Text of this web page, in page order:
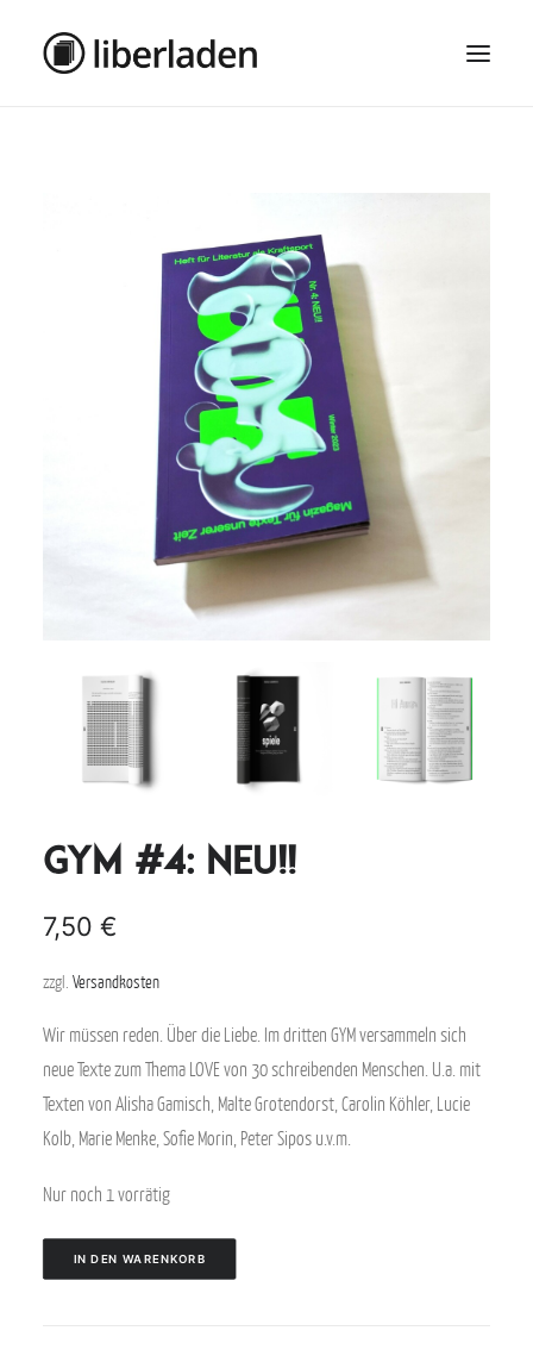
MOSAIK – HAUPTSEITE
GYM #4: NEU!!
7,50 €
zzgl. Versandkosten
Wir müssen reden. Über die Liebe. Im dritten GYM versammeln sich
neue Texte zum Thema LOVE von 30 schreibenden Menschen. U.a. mit
Texten von Alisha Gamisch, Malte Grotendorst, Carolin Köhler, Lucie
Kolb, Marie Menke, Sofie Morin, Peter Sipos u.v.m.
Nur noch 1 vorrätig
IN DEN WARENKORB